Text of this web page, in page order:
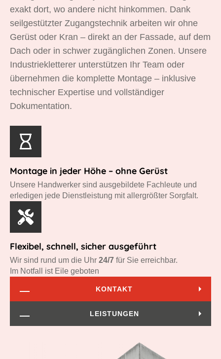
exakt dort, wo andere nicht hinkommen. Dank
seilgestützter Zugangstechnik arbeiten wir ohne
Gerüst oder Kran – direkt an der Fassade, auf dem
Dach oder in schwer zugänglichen Zonen. Unsere
Industriekletterer unterstützen Ihr Team oder
übernehmen die komplette Montage – inklusive
technischer Expertise und vollständiger
Dokumentation.
Montage in jeder Höhe – ohne Gerüst
Unsere Handwerker sind ausgebildete Fachleute und
erledigen jede Dienstleistung mit allergrößter Sorgfalt.
Flexibel, schnell, sicher ausgeführt
Wir sind rund um die Uhr 24/7 für Sie erreichbar.
Im Notfall ist Eile geboten
KONTAKT
LEISTUNGEN